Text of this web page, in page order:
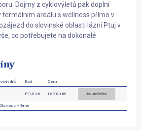
Dojmy z cyklovýletů pak doplní
termálním areálu s wellness přímo v
do slovinské oblasti lázní Ptuj v
co potřebujete na dokonalé
dnů Kód Cena
PTU126 18 900 Kč Uskutečněno
– Brno